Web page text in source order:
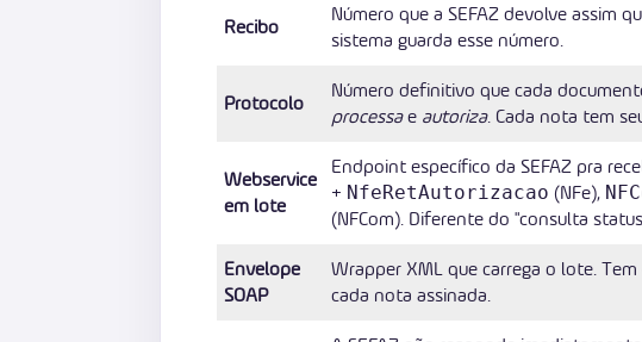
Recibo
Número que a SEFAZ devolve assim
sistema guarda esse número.
Protocolo
Número definitivo que cada
processae autoriza. Cada nota tem
Webservice
em lote
Endpoint específico da SEFAZ pra
+ NfeRetAutorizacao (NFe),
(NFCom). Diferente do "consulta
Envelope
SOAP
Wrapper XML que carrega o lote.
cada nota assinada.